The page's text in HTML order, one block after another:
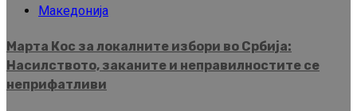
Македонија
Марта Кос за локалните избори во Србија:
Насилството, заканите и неправилностите се
неприфатливи